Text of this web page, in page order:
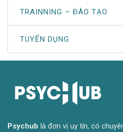
TRAINNING – ĐÀO TẠO
TUYỂN DỤNG
Psychub là đơn vị uy tín, có